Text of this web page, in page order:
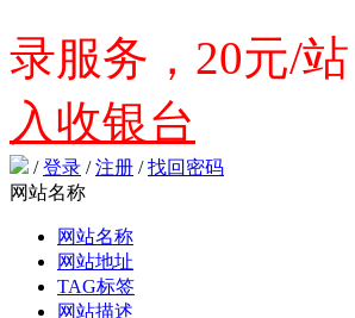
录服务，20元/
入收银台
/登录 /注册 /找回密码
网站名称
网站名称
网站地址
TAG标签
网站描述